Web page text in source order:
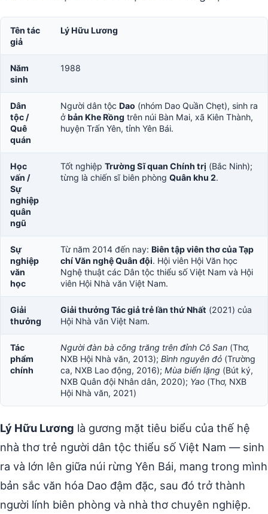
Tên tác
giả
Lý Hữu Lương
Năm
sinh
1988
Dân
tộc /
Quê
quán
Người dân tộc Dao (nhóm Dao Quần Chẹt), sinh ra
ởbản Khe Rồng trên núi Bàn Mai, xã Kiên Thành,
huyện Trấn Yên, tỉnh Yên Bái.
Học
vấn /
Sự
nghiệp
quân
ngũ
Tốt nghiệp Trường Sĩ quan Chính trị (Bắc Ninh);
từng là chiến sĩ biên phòng Quân khu 2.
Sự
nghiệp
văn
học
Từ năm 2014 đến nay: Biên tập viên thơ của Tạp
chí Văn nghệ Quân đội. Hội viên Hội Văn học
Nghệ thuật các Dân tộc thiểu số Việt Nam và Hội
viên Hội Nhà văn Việt Nam.
Giải
thưởng
Giải thưởng Tác giả trẻ lần thứ Nhất (2021) của
Hội Nhà văn Việt Nam.
Tác
phẩm
chính
Người đàn bà cõng trăng trên đỉnh Cô San (Thơ,
NXB Hội Nhà văn, 2013); Bình nguyên đỏ (Trường
ca, NXB Lao động, 2016); Mùa biển lặng (Bút ký,
NXB Quân đội Nhân dân, 2020); Yao (Thơ, NXB
Hội Nhà văn, 2021)
Lý Hữu Lương là gương mặt tiêu biểu của thế hệ
nhà thơ trẻ người dân tộc thiểu số Việt Nam — sinh
ra và lớn lên giữa núi rừng Yên Bái, mang trong mình
bản sắc văn hóa Dao đậm đặc, sau đó trở thành
người lính biên phòng và nhà thơ chuyên nghiệp.